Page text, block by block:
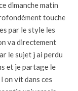
dimanche matin
touche
par le style les
va directement
le sujet j ai perdu
et je partage le
on vit dans ces